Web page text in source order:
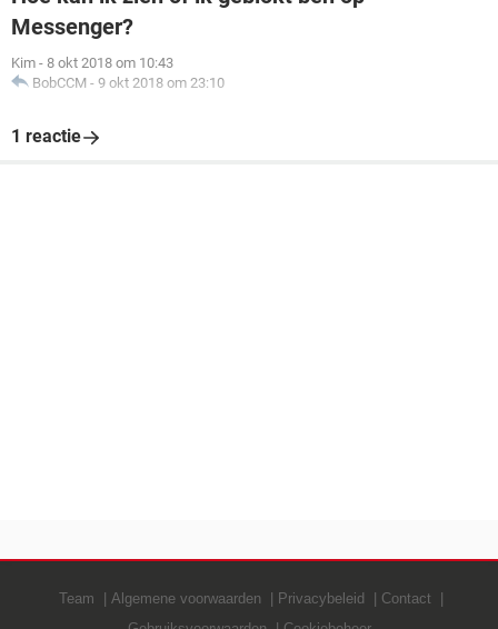
Messenger?
Kim - 8 okt 2018 om 10:43
BobCCM - 9 okt 2018 om 23:10
1 reactie
Team Algemene voorwaarden Privacybeleid
Contact